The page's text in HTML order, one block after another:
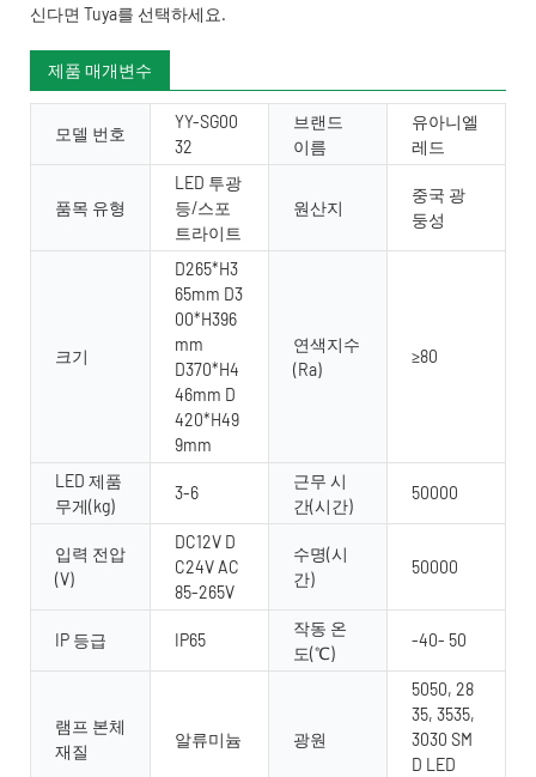
신다면 Tuya를 선택하세요.
제품 매개변수
모델 번호
YY-SG00
32
브랜드
이름
유아니엘
레드
품목 유형
LED 투광
등/스포
트라이트
원산지
중국 광
둥성
크기
D265*H3
65mm D3
00*H396
mm
D370*H4
46mm D
420*H49
9mm
연색지수
(Ra)
≥80
LED 제품
무게(kg)
3-6
근무 시
간(시간)
50000
입력 전압
(V)
DC12V D
C24V AC
85-265V
수명(시
간)
50000
IP 등급 IP65
작동 온
도(℃)
-40- 50
램프 본체
재질
알류미늄 광원
5050, 28
35, 3535,
3030 SM
D LED